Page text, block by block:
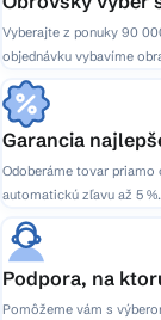
Vyberajte z ponuky 90
objednávku vybavíme
Garancia
Odoberáme tovar priamo
automatickú zľavu až 5 %.
Podpora, na
Pomôžeme vám s